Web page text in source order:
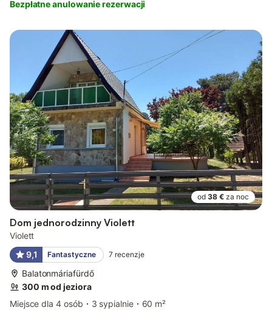
Bezpłatne anulowanie rezerwacji
od 38 € za noc
Dom jednorodzinny Violett
Violett
9,1
Fantastyczne 7 recenzje
Balatonmáriafürdő
300 m od jeziora
Miejsce dla 4 osób
3 sypialnie
60 m²